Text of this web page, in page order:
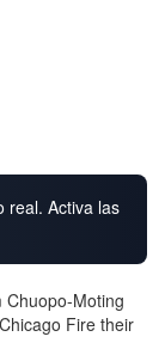
real. Activa las
Chuopo-Moting
Fire their